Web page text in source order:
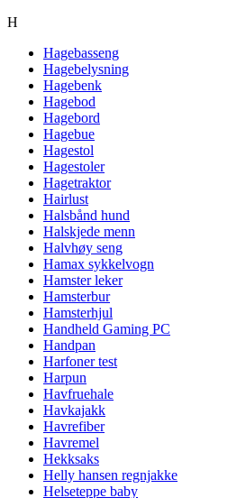
H
Hagebasseng
Hagebelysning
Hagebenk
Hagebod
Hagebord
Hagebue
Hagestol
Hagestoler
Hagetraktor
Hairlust
Halsbånd hund
Halskjede menn
Halvhøy seng
Hamax sykkelvogn
Hamster leker
Hamsterbur
Hamsterhjul
Handheld Gaming PC
Handpan
Harfoner test
Harpun
Havfruehale
Havkajakk
Havrefiber
Havremel
Hekksaks
Helly hansen regnjakke
Helseteppe baby